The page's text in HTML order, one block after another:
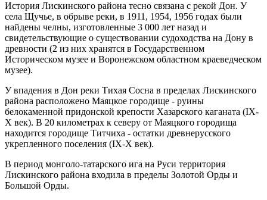
История Лискинского района тесно связана с рекой Дон. У
села Щучье, в обрыве реки, в 1911, 1954, 1956 годах были
найдены челны, изготовленные 3 000 лет назад и
свидетельствующие о существовании судоходства на Дону в
древности (2 из них хранятся в Государственном
Историческом музее и Воронежском областном краеведческом
музее).
У впадения в Дон реки Тихая Сосна в пределах Лискинского
района расположено Маяцкое городище - руины
белокаменной придонской крепости Хазарского каганата (IX-
X век). В 20 километрах к северу от Маяцкого городища
находится городище Титчиха - остатки древнерусского
укрепленного поселения (IX-X век).
В период монголо-татарского ига на Руси территория
Лискинского района входила в пределы Золотой Орды и
Большой Орды.